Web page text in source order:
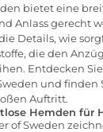
bietet eine
Anlass gerecht
Details, wie
die den
Entdecken
und finden
Auftritt.
Hemden für
of Sweden